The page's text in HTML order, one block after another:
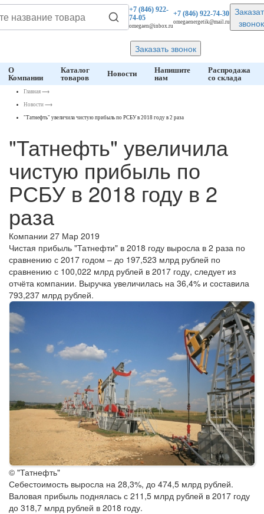
+7 (846)922-
74-05
omegaen@inbox.ru
+7 (846)922-74-30
omegaenergetik@mail.ru
звонок
Заказать звонок
О
Компании
Каталог
товаров
Новости
Напишите
нам
Распродажа
со склада
Главная ⟶
Новости ⟶
"Татнефть" увеличила чистую прибыль по РСБУ в 2018 году в 2 раза
"Татнефть" увеличила
чистую прибыль по
РСБУ в 2018 году в 2
раза
Компании 27 Мар 2019
Чистая прибыль "Татнефти" в 2018 году выросла в 2 раза по
сравнению с 2017 годом – до 197,523 млрд рублей по
сравнению с 100,022 млрд рублей в 2017 году, следует из
отчёта компании. Выручка увеличилась на 36,4% и составила
793,237 млрд рублей.
© "Татнефть"
Себестоимость выросла на 28,3%, до 474,5 млрд рублей.
Валовая прибыль поднялась с 211,5 млрд рублей в 2017 году
до 318,7 млрд рублей в 2018 году.